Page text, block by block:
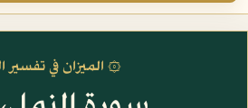
۞ الميزان في تفسير